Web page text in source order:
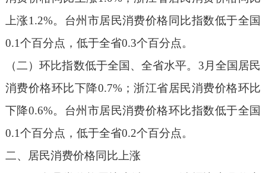
上涨1.2%。台州市居民消费价格同比指数低于全国
0.1个百分点，低于全省0.3个百分点。
（二）环比指数低于全国、全省水平。 3月全国居民
消费价格环比下降0.7%；浙江省居民消费价格环比
下降0.6%。台州市居民消费价格环比指数低于全国
0.1个百分点，低于全省0.2个百分点。
二、居民消费价格同比上涨